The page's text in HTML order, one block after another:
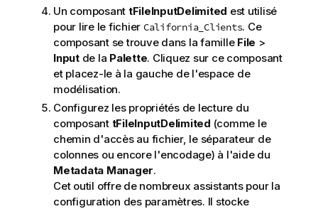
Un composant tFileInputDelimited est utilisé
pour lire le fichier California_Clients. Ce
composant se trouve dans la famille File >
Inputde la Palette. Cliquez sur ce composant
et placez-le à la gauche de l'espace de
modélisation.
Configurez les propriétés de lecture du
composant tFileInputDelimited (comme le
chemin d'accès au fichier, le séparateur de
colonnes ou encore l'encodage) à l'aide du
Metadata Manager.
Cet outil offre de nombreux assistants pour la
configuration des paramètres. Il stocke